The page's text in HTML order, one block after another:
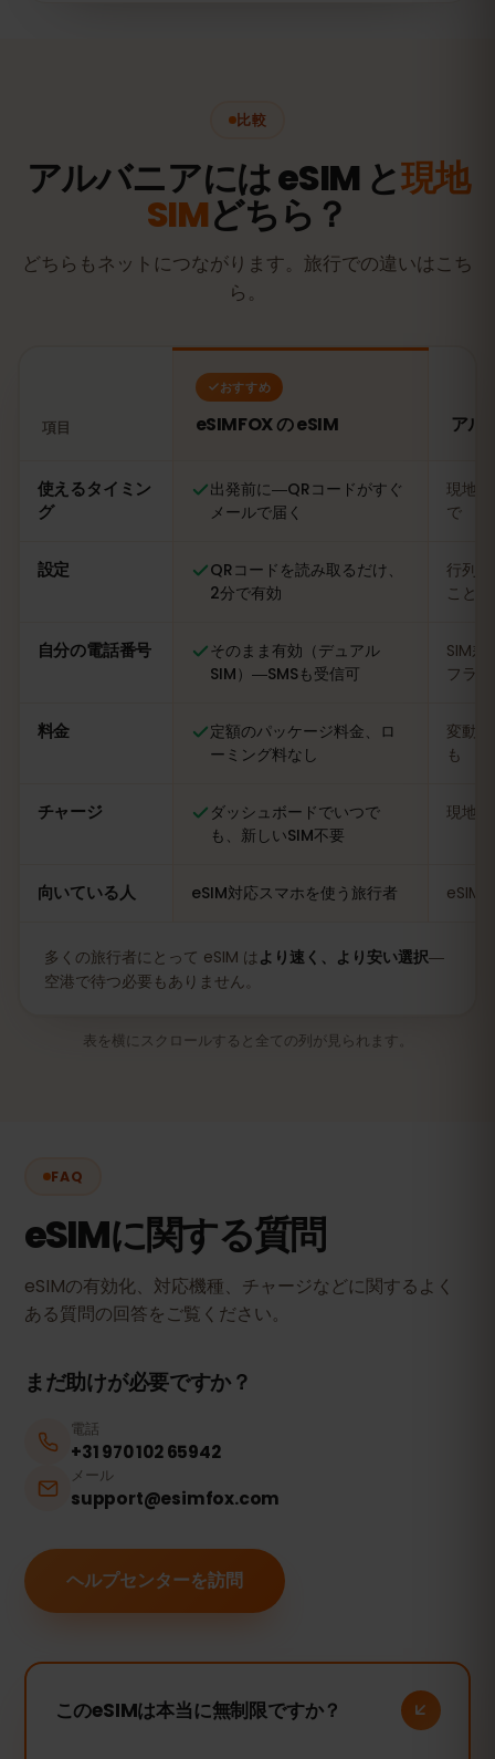
比較
アルバニアには eSIM と現地
SIMどちら？
どちらもネットにつながります。旅行での違いはこち
ら。
項目
おすすめ
eSIMFOX の eSIM アル
使えるタイミン
グ
出発前に―QRコードがすぐ
メールで届く
現地
で
設定
QRコードを読み取るだけ、
2分で有効
行列
ことも
自分の電話番号
そのまま有効（デュアル
SIM）―SMSも受信可
SIM
フラ
料金
定額のパッケージ料金、ロ
ーミング料なし
変動
も
チャージ
ダッシュボードでいつで
も、新しいSIM不要
現地
向いている人 eSIM対応スマホを使う旅行者 eSIM
多くの旅行者にとって eSIM は より速く、より安い選択―
空港で待つ必要もありません。
表を横にスクロールすると全ての列が見られます。
FAQ
eSIMに関する質問
eSIMの有効化、対応機種、チャージなどに関するよく
ある質問の回答をご覧ください。
まだ助けが必要ですか？
電話
+31 970 102 65942
メール
support@esimfox.com
ヘルプセンターを訪問
このeSIMは本当に無制限ですか？